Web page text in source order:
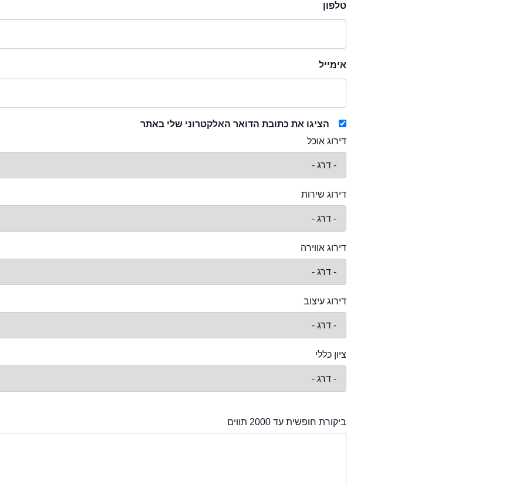
טלפון
אימייל
הציגו את כתובת הדואר האלקטרוני שלי באתר
דירוג אוכל
דירוג שירות
דירוג אווירה
דירוג עיצוב
ציון כללי
ביקורת חופשית עד 2000 תווים